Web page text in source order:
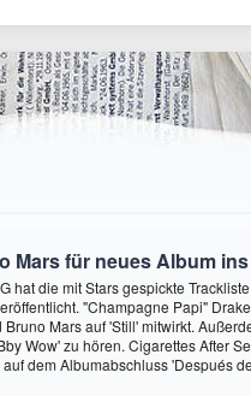
Mars für neues Album
hat die mit Stars gespickte
"Champagne Papi"
Mars auf 'Still' mitwirkt.
Wow' zu hören. Cigarettes After
dem Albumabschluss 'Después de